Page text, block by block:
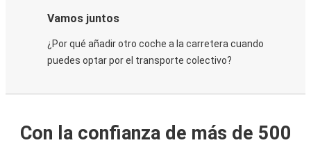
Vamos juntos
¿Por qué añadir otro coche a la carretera cuando
puedes optar por el transporte colectivo?
Con la confianza de más de 500